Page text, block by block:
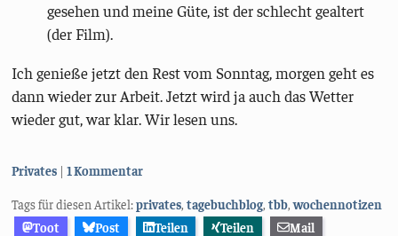
gesehen und meine Güte, ist der schlecht gealtert
(der Film).
Ich genieße jetzt den Rest vom Sonntag, morgen geht es
dann wieder zur Arbeit. Jetzt wird ja auch das Wetter
wieder gut, war klar. Wir lesen uns.
Kategorien:
Privates 1 Kommentar
Tags für diesen Artikel:privates,tagebuchblog,tbb,wochennotizen
Toot
Post Teilen Teilen
Mail